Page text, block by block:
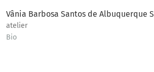
Vânia Barbosa Santos de Albuquerque
atelier
Bio